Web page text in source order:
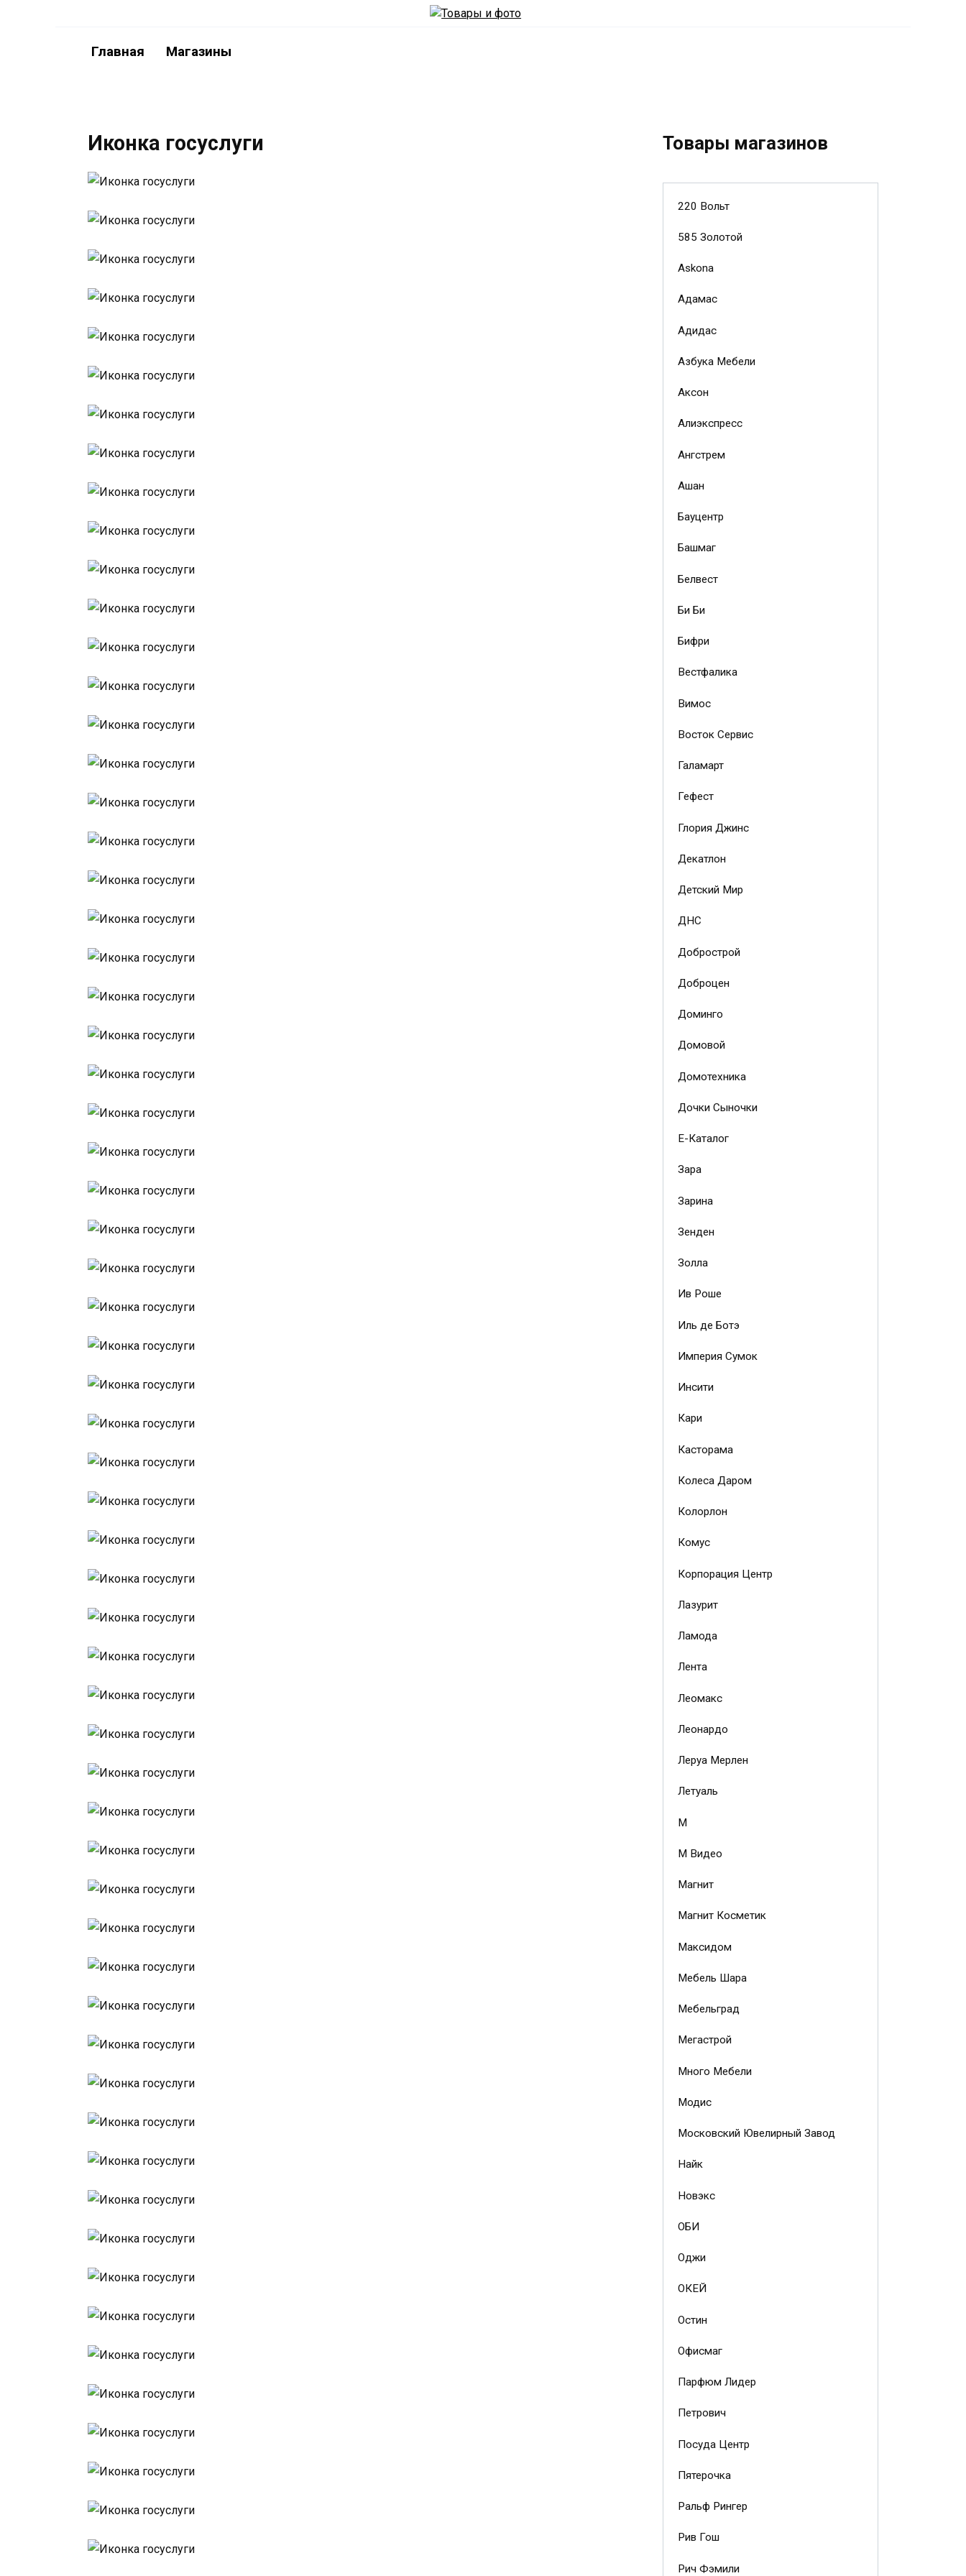
Главная Магазины
Иконка госуслуги Товары магазинов
220 Вольт
585 Золотой
Askona
Адамас
Адидас
Азбука Мебели
Аксон
Алиэкспресс
Ангстрем
Ашан
Бауцентр
Башмаг
Белвест
Би Би
Бифри
Вестфалика
Вимос
Восток Сервис
Галамарт
Гефест
Глория Джинс
Декатлон
Детский Мир
ДНС
Добрострой
Доброцен
Доминго
Домовой
Домотехника
Дочки Сыночки
Е-Каталог
Зара
Зарина
Зенден
Золла
Ив Роше
Иль де Ботэ
Империя Сумок
Инсити
Кари
Касторама
Колеса Даром
Колорлон
Комус
Корпорация Центр
Лазурит
Ламода
Лента
Леомакс
Леонардо
Леруа Мерлен
Летуаль
М
М Видео
Магнит
Магнит Косметик
Максидом
Мебель Шара
Мебельград
Мегастрой
Много Мебели
Модис
Московский Ювелирный Завод
Найк
Новэкс
ОБИ
Оджи
ОКЕЙ
Остин
Офисмаг
Парфюм Лидер
Петрович
Посуда Центр
Пятерочка
Ральф Рингер
Рив Гош
Рич Фэмили